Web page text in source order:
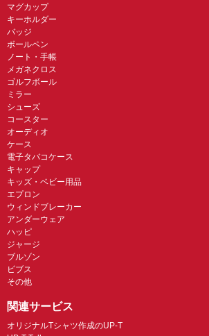
マグカップ
キーホルダー
バッジ
ボールペン
ノート・手帳
メガネクロス
ゴルフボール
ミラー
シューズ
コースター
オーディオ
ケース
電子タバコケース
キャップ
キッズ・ベビー用品
エプロン
ウィンドブレーカー
アンダーウェア
ハッピ
ジャージ
ブルゾン
ビブス
その他
関連サービス
オリジナルTシャツ作成のUP-T